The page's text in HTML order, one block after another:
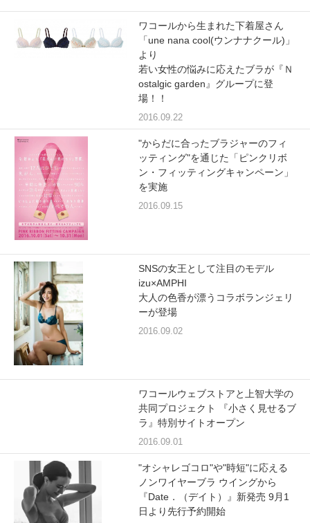
ワコールウェブストア
ニュース＆トピックス
企業情報
SNSアカウント一覧
プレゼント・キャンペーン
メールニュース登録
お問い合わせ
ワコールから生まれた下着屋さん
「une nana cool(ウンナナクール)」
より
若い女性の悩みに応えたブラが『Ｎ
ostalgic garden』グループに登
場！！
2016.09.22
"からだに合ったブラジャーのフィ
ッティング"を通じた「ピンクリボ
ン・フィッティングキャンペーン」
を実施
2016.09.15
SNSの女王として注目のモデル
izu×AMPHI
大人の色香が漂うコラボランジェリ
ーが登場
2016.09.02
ワコールウェブストアと上智大学の
共同プロジェクト 『小さく見せるブ
ラ』特別サイトオープン
2016.09.01
"オシャレゴコロ"や"時短"に応える
ノンワイヤーブラ ウイングから
『Date．（デイト）』新発売 9月1
日より先行予約開始